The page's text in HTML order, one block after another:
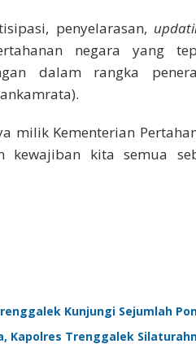
penyelarasan,
negara yang
dalam rangka
milik Kementerian
kewajiban kita semua
Kunjungi Sejumlah
Kapolres Trenggalek